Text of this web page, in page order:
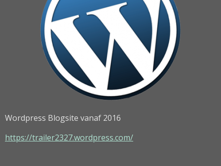
Wordpress Blogsite vanaf 2016
https://trailer2327.wordpress.com/